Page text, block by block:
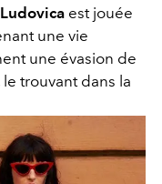
Ludovica est jouée
une vie
une évasion de
trouvant dans la